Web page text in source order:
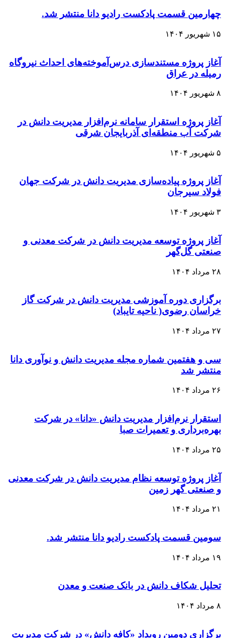
چهارمین قسمت پادکست رادیو دانا منتشر شد.
۱۵ شهریور ۱۴۰۴
آغاز پروژه مستندسازی درس‌آموخته‌های احداث نیروگاه
رمیله در عراق
۸ شهریور ۱۴۰۴
آغاز پروژه استقرار سامانه نرم‌افزار مدیریت دانش در
شرکت آب منطقه‌ای آذربایجان شرقی
۵ شهریور ۱۴۰۴
آغاز پروژه پیاده‌سازی مدیریت دانش در شرکت جهان
فولاد سیرجان
۳ شهریور ۱۴۰۴
آغاز پروژه توسعه مدیریت دانش در شرکت معدنی و
صنعتی گل‌گهر
۲۸ مرداد ۱۴۰۴
برگزاری دوره‌ آموزشی مدیریت دانش در شرکت گاز
خراسان رضوی( ناحیه تایباد)
۲۷ مرداد ۱۴۰۴
سی‌ و هفتمین شماره مجله مدیریت دانش و نوآوری دانا
منتشر شد
۲۶ مرداد ۱۴۰۴
استقرار نرم‌افزار مدیریت دانش «دانا» در شرکت
بهره‌برداری و تعمیرات صبا
۲۵ مرداد ۱۴۰۴
آغاز پروژه توسعه نظام مدیریت دانش در شرکت معدنی
و صنعتی گهر زمین
۲۱ مرداد ۱۴۰۴
سومین قسمت پادکست رادیو دانا منتشر شد.
۱۹ مرداد ۱۴۰۴
تحلیل شکاف دانش در بانک صنعت و معدن
۸ مرداد ۱۴۰۴
برگزاری دومین رویداد «کافه دانش» در شرکت مدیریت